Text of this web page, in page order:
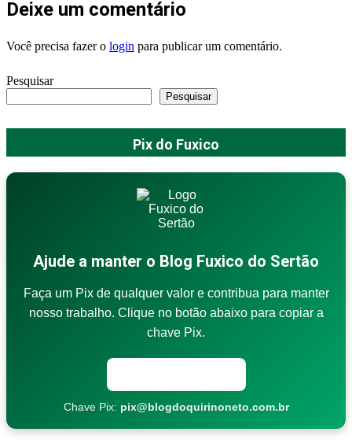
Deixe um comentário
Você precisa fazer o login para publicar um comentário.
Pesquisar
Pesquisar
Pix do Fuxico
Ajude a manter o Blog Fuxico do Sertão
Faça um Pix de qualquer valor e contribua para manter
nosso trabalho. Clique no botão abaixo para copiar a
chave Pix.
Chave Pix: pix@blogdoquirinoneto.com.br